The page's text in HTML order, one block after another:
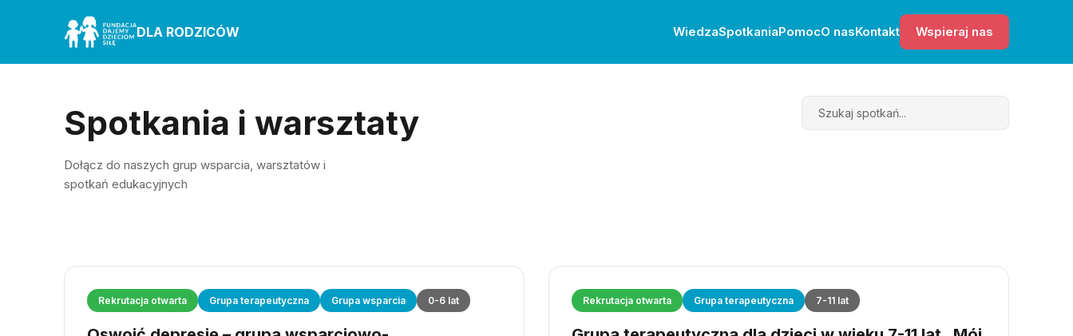
DLA RODZICÓW WiedzaSpotkaniaPomocO nasKontakt Wspieraj nas
Spotkania i warsztaty
Dołącz do naszych grup wsparcia, warsztatów i
spotkań edukacyjnych
Search
Rekrutacja otwarta Grupa terapeutyczna Grupa wsparcia 0-6 lat Rekrutacja otwarta Grupa terapeutyczna 7-11 lat